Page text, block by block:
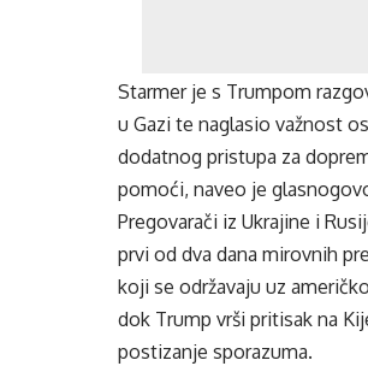
Starmer je s Trumpom
u Gazi te naglasio važnost
dodatnog pristupa za
pomoći, naveo je
Pregovarači iz Ukrajine i
prvi od dva dana mirovnih
koji se održavaju uz
dok Trump vrši pritisak na
postizanje sporazuma.